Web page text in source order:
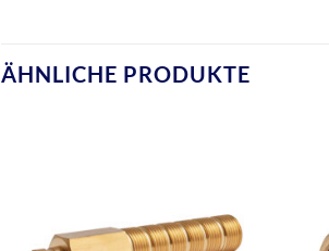
ÄHNLICHE PRODUKTE